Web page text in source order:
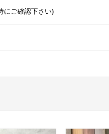
にご確認下さい)